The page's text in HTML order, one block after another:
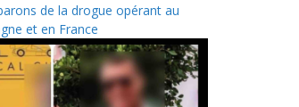
de la drogue opérant au
et en France